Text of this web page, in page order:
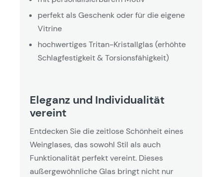
perfekt als Geschenk oder für die eigene
Vitrine
hochwertiges Tritan-Kristallglas (erhöhte
Schlagfestigkeit & Torsionsfähigkeit)
Eleganz und Individualität
vereint
Entdecken Sie die zeitlose Schönheit eines
Weinglases, das sowohl Stil als auch
Funktionalität perfekt vereint. Dieses
außergewöhnliche Glas bringt nicht nur